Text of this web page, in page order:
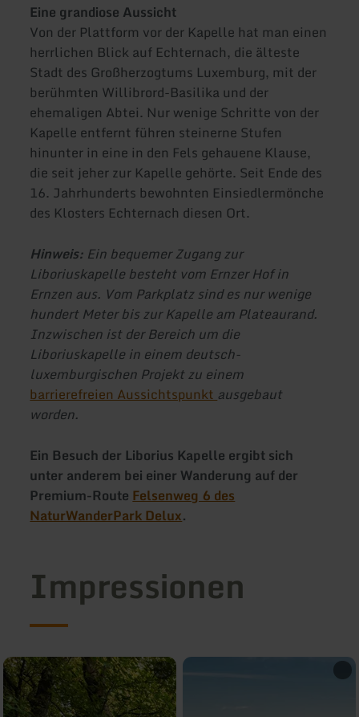
Eine grandiose Aussicht
Von der Plattform vor der Kapelle hat man einen
herrlichen Blick auf Echternach, die älteste
Stadt des Großherzogtums Luxemburg, mit der
berühmten Willibrord-Basilika und der
ehemaligen Abtei. Nur wenige Schritte von der
Kapelle entfernt führen steinerne Stufen
hinunter in eine in den Fels gehauene Klause,
die seit jeher zur Kapelle gehörte. Seit Ende des
16. Jahrhunderts bewohnten Einsiedlermönche
des Klosters Echternach diesen Ort.
Hinweis: Ein bequemer Zugang zur
Liboriuskapelle besteht vom Ernzer Hof in
Ernzen aus. Vom Parkplatz sind es nur wenige
hundert Meter bis zur Kapelle am Plateaurand.
Inzwischen ist der Bereich um die
Liboriuskapelle in einem deutsch-
luxemburgischen Projekt zu einem
barrierefreien Aussichtspunkt ausgebaut
worden.
Ein Besuch der Liborius Kapelle ergibt sich
unter anderem bei einer Wanderung auf der
Premium-Route Felsenweg 6 des
NaturWanderPark Delux.
Impressionen